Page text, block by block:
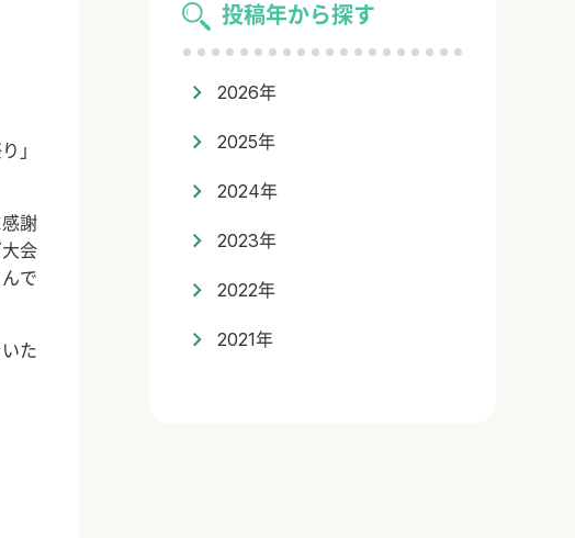
投稿年から探す
2026年
2025年
2024年
2023年
2022年
2021年
」
謝
会
で
た